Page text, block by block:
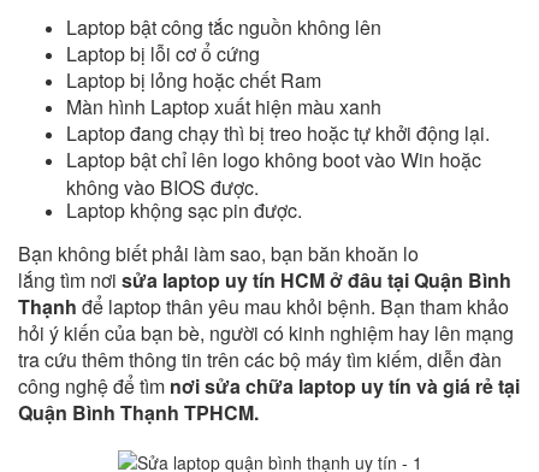
Laptop bật công tắc nguồn không lên
Laptop bị lỗi cơ ổ cứng
Laptop bị lỏng hoặc chết Ram
Màn hình Laptop xuất hiện màu xanh
Laptop đang chạy thì bị treo hoặc tự khởi động lại.
Laptop bật chỉ lên logo không boot vào Win hoặc
không vào BIOS được.
Laptop khộng sạc pin được.
Bạn không biết phải làm sao, bạn băn khoăn lo
lắng tìm nơi sửa laptop uy tín HCM ở đâu tại Quận Bình
Thạnh để laptop thân yêu mau khỏi bệnh. Bạn tham khảo
hỏi ý kiến của bạn bè, người có kinh nghiệm hay lên mạng
tra cứu thêm thông tin trên các bộ máy tìm kiếm, diễn đàn
công nghệ để tìm nơi sửa chữa laptop uy tín và giá rẻ tại
Quận Bình Thạnh TPHCM.